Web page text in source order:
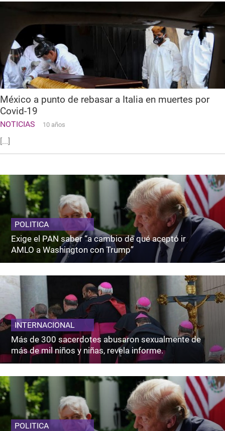
México a punto de rebasar a Italia en muertes por
Covid-19
NOTICIAS 10 años
[...]
POLITICA
Exige el PAN saber “a cambio de qué aceptó ir
AMLO a Washington con Trump”
INTERNACIONAL
Más de 300 sacerdotes abusaron sexualmente de
más de mil niños y niñas, revela informe.
POLITICA